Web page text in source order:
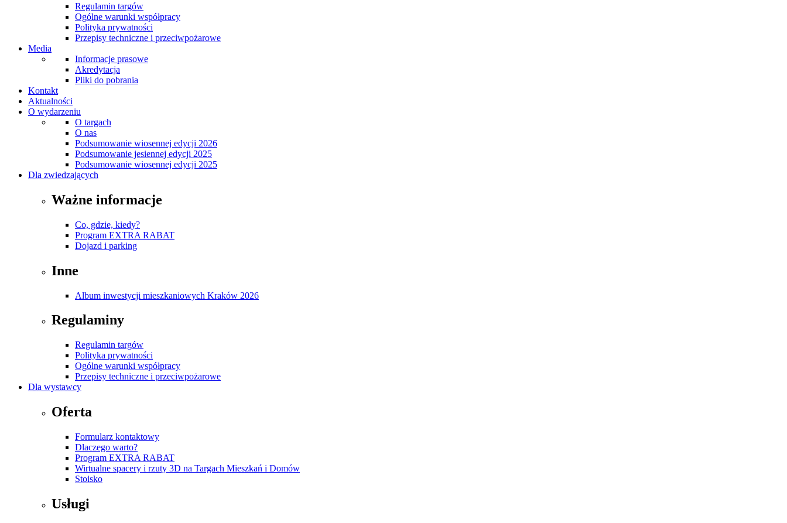
Regulamin targów
Ogólne warunki współpracy
Polityka prywatności
Przepisy techniczne i przeciwpożarowe
Media
Informacje prasowe
Akredytacja
Pliki do pobrania
Kontakt
Aktualności
O wydarzeniu
O targach
O nas
Podsumowanie wiosennej edycji 2026
Podsumowanie jesiennej edycji 2025
Podsumowanie wiosennej edycji 2025
Dla zwiedzających
Ważne informacje
Co, gdzie, kiedy?
Program EXTRA RABAT
Dojazd i parking
Inne
Album inwestycji mieszkaniowych Kraków 2026
Regulaminy
Regulamin targów
Polityka prywatności
Ogólne warunki współpracy
Przepisy techniczne i przeciwpożarowe
Dla wystawcy
Oferta
Formularz kontaktowy
Dlaczego warto?
Program EXTRA RABAT
Wirtualne spacery i rzuty 3D na Targach Mieszkań i Domów
Stoisko
Usługi